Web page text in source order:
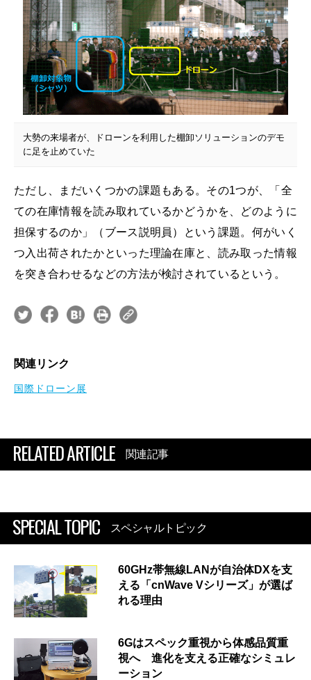
大勢の来場者が、ドローンを利用した棚卸ソリューションのデモ
に足を止めていた
ただし、まだいくつかの課題もある。その1つが、「全
ての在庫情報を読み取れているかどうかを、どのように
担保するのか」（ブース説明員）という課題。何がいく
つ入出荷されたかといった理論在庫と、読み取った情報
を突き合わせるなどの方法が検討されているという。
関連リンク
国際ドローン展
RELATED ARTICLE 関連記事
SPECIAL TOPIC スペシャルトピック
60GHz帯無線LANが自治体DXを支
える「cnWave Vシリーズ」が選ば
れる理由
6Gはスペック重視から体感品質重
視へ 進化を支える正確なシミュレ
ーション